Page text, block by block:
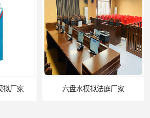
拟厂家 六盘水模拟法庭厂家